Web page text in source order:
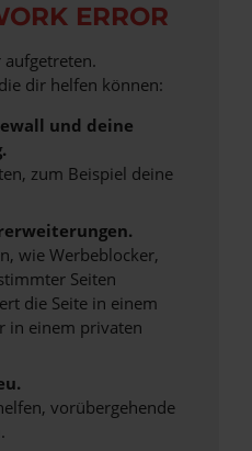
ERROR
aufgetreten.
dir helfen können:
und deine
zum Beispiel deine
wie Werbeblocker,
Seiten
die Seite in einem
in einem privaten
vorübergehende